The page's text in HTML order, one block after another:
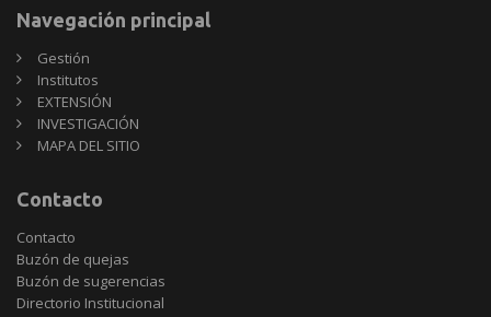
Navegación principal
Gestión
Institutos
EXTENSIÓN
INVESTIGACIÓN
MAPA DEL SITIO
Contacto
Contacto
Buzón de quejas
Buzón de sugerencias
Directorio Institucional